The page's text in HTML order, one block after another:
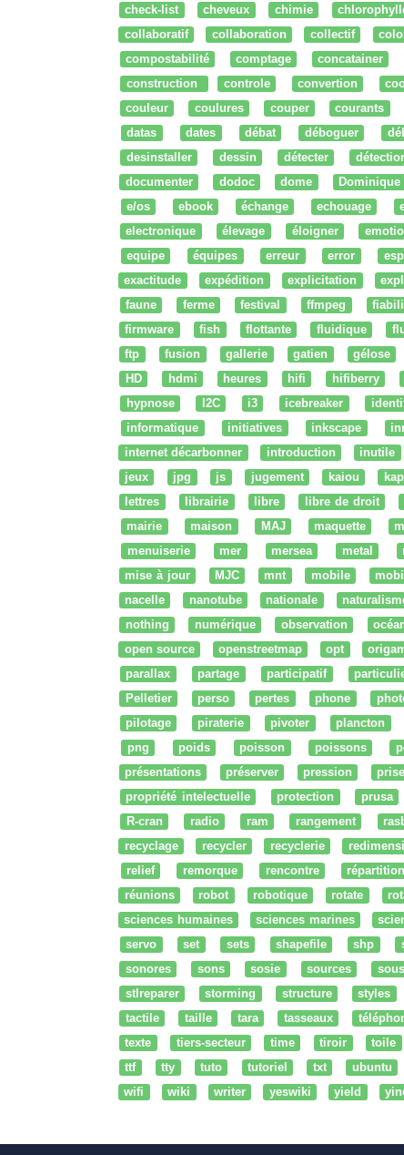
check-list
cheveux chimie
collaboratif
collaboration collectif
compostabilité
comptage concatainer
construction
controle convertion
couleur
coulures couper courants
datas
dates débat déboguer
desinstaller
dessin détecter
documenter
dodoc dome Dominique
e/os
ebook échange echouage
electronique
élevage éloigner
equipe
équipes erreur error
exactitude
expédition explicitation
faune
ferme festival ffmpeg
firmware
fish flottante fluidique
ftp
fusion gallerie gatien gélose
HD
hdmi heures hifi hifiberry
hypnose
I2C i3 icebreaker
informatique
initiatives inkscape
internet décarbonner
introduction inutile
jeux
jpg js jugement kaiou kap
lettres
librairie libre libre de droit
mairie
maison MAJ maquette
menuiserie
mer mersea metal
mise à jour
MJC mnt mobile
nacelle
nanotube nationale
nothing
numérique observation
open source
openstreetmap opt
parallax
partage participatif
Pelletier
perso pertes phone
pilotage
piraterie pivoter plancton
png
poids poisson poissons
présentations
préserver pression
propriété intelectuelle
protection prusa
R-cran
radio ram rangement
recyclage
recycler recyclerie
relief
remorque rencontre répartition
réunions
robot robotique rotate
sciences humaines
sciences marines
servo
set sets shapefile shp
sonores
sons sosie sources
stlreparer
storming structure styles
tactile
taille tara tasseaux
texte
tiers-secteur time tiroir toile
ttf
tty tuto tutoriel txt ubuntu
wifi
wiki writer yeswiki yield